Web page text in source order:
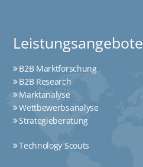
Leistungsangebote
B2B Marktforschung
B2B Research
Marktanalyse
Wettbewerbsanalyse
Strategieberatung
Technology Scouts